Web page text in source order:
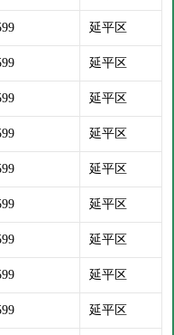
延平区
延平区
延平区
延平区
延平区
延平区
延平区
延平区
延平区